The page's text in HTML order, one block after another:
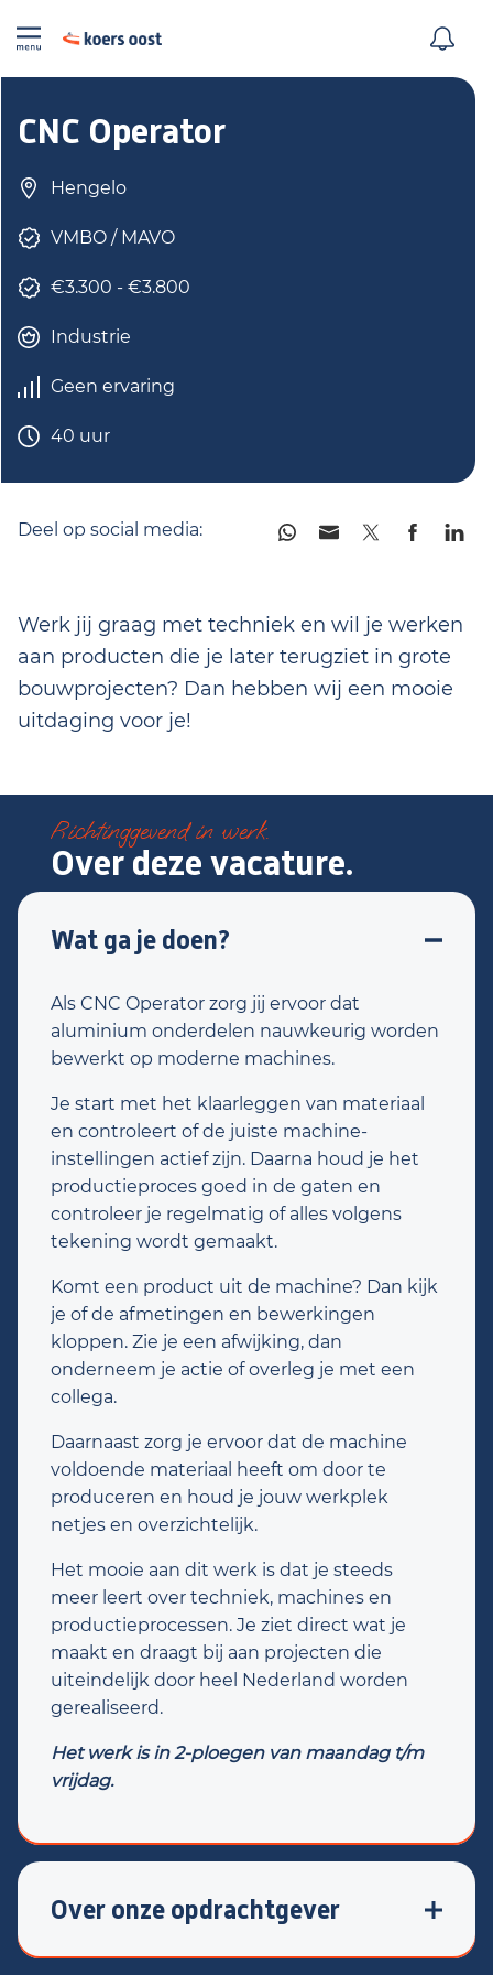
CNC Operator
Hengelo
VMBO / MAVO
€3.300 - €3.800
Industrie
Geen ervaring
40 uur
Deel op social media:
Werk jij graag met techniek en wil je werken
aan producten die je later terugziet in grote
bouwprojecten? Dan hebben wij een mooie
uitdaging voor je!
Richtinggevend in werk.
Over deze vacature.
Wat ga je doen?
Als CNC Operator zorg jij ervoor dat
aluminium onderdelen nauwkeurig worden
bewerkt op moderne machines.
Je start met het klaarleggen van materiaal
en controleert of de juiste machine-
instellingen actief zijn. Daarna houd je het
productieproces goed in de gaten en
controleer je regelmatig of alles volgens
tekening wordt gemaakt.
Komt een product uit de machine? Dan kijk
je of de afmetingen en bewerkingen
kloppen. Zie je een afwijking, dan
onderneem je actie of overleg je met een
collega.
Daarnaast zorg je ervoor dat de machine
voldoende materiaal heeft om door te
produceren en houd je jouw werkplek
netjes en overzichtelijk.
Het mooie aan dit werk is dat je steeds
meer leert over techniek, machines en
productieprocessen. Je ziet direct wat je
maakt en draagt bij aan projecten die
uiteindelijk door heel Nederland worden
gerealiseerd.
Het werk is in 2-ploegen van maandag t/m
vrijdag.
Over onze opdrachtgever
Voor een modern productiebedrijf in